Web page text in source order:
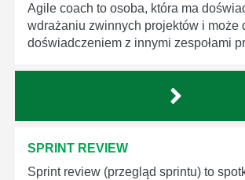
Agile coach to osoba, która ma
wdrażaniu zwinnych projektów i może
doświadczeniem z innymi zespołami
SPRINT REVIEW
Sprint review (przegląd sprintu) to